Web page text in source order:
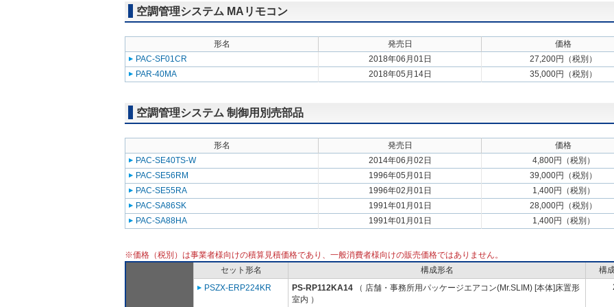
空調管理システム MAリモコン
形名 発売日
価格
PAC-SF01CR
2018年06月01日
27,200円（税別）
PAR-40MA
2018年05月14日 35,000円（税別）
空調管理システム 制御用別売部品
形名 発売日
価格
PAC-SE40TS-W
2014年06月02日
4,800円（税別）
PAC-SE56RM
1996年05月01日
39,000円（税別）
PAC-SE55RA
1996年02月01日
1,400円（税別）
PAC-SA86SK
1991年01月01日
28,000円（税別）
PAC-SA88HA
1991年01月01日 1,400円（税別）
※価格（税別）は事業者様向けの積算見積価格であり、一般消費者様向けの販売価格ではありません。
セット形名
構成形名
構
PSZX-ERP224KR
PS-RP112KA14 （ 店舗・事務所用パッケージエアコン(Mr.SLIM) [本体]床置形
室内 ）